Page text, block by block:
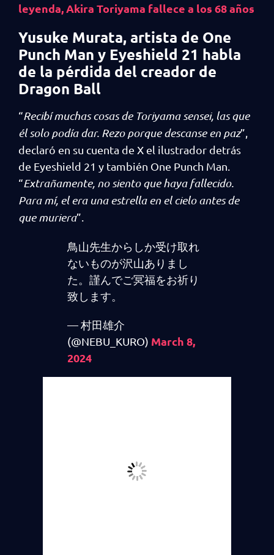
leyenda, Akira Toriyama fallece a los 68 años
Yusuke Murata, artista de One
Punch Man y Eyeshield 21 habla
de la pérdida del creador de
Dragon Ball
“Recibí muchas cosas de Toriyama sensei, las que
él solo podía dar. Rezo porque descanse en paz”,
declaró en su cuenta de X el ilustrador detrás
de Eyeshield 21 y también One Punch Man.
“Extrañamente, no siento que haya fallecido.
Para mí, el era una estrella en el cielo antes de
que muriera”.
鳥山先生からしか受け取れ
ないものが沢山ありまし
た。謹んでご冥福をお祈り
致します。
— 村田雄介
(@NEBU_KURO) March 8,
2024